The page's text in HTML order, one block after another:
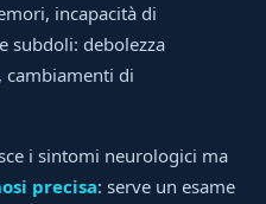
incapacità di
subdoli: debolezza
cambiamenti di
i sintomi neurologici ma
precisa: serve un esame